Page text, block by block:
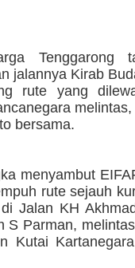
Tenggarong
jalannya Kirab
rute yang
bersama.
menyambut
rute sejauh
Jalan KH
S Parman,
Kutai